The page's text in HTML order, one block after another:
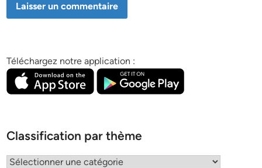
Téléchargez notre application :
Classification par thème
Classification